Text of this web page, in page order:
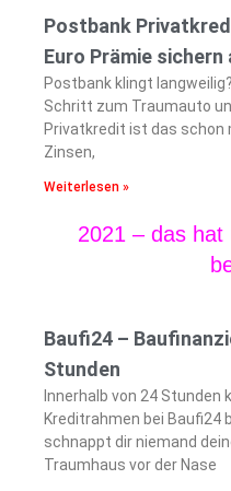
Postbank
Euro Prämie sichern
Postbank klingt
Schritt zum Traumauto
Privatkredit ist das schon
Zinsen,
Weiterlesen »
2021 – das hat
Baufi24 –
Stunden
Innerhalb von 24 Stunden
Kreditrahmen bei Baufi24
schnappt dir niemand
Traumhaus vor der Nase